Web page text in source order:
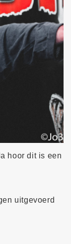
hoor dit is een
uitgevoerd